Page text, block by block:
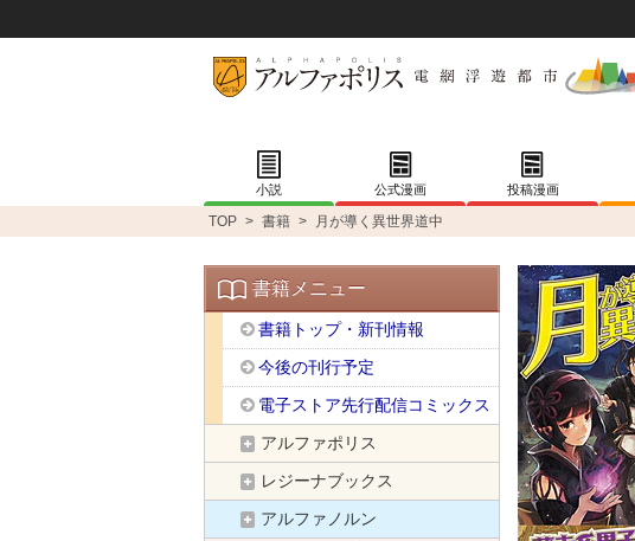
小説 公式漫画 投稿漫画
TOP > 書籍 > 月が導く異世界道中
書籍メニュー
書籍トップ・新刊情報
今後の刊行予定
電子ストア先行配信コミックス
アルファポリス
レジーナブックス
アルファノルン